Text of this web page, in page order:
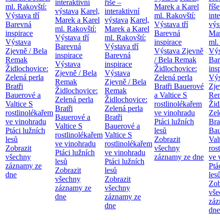
ml. Rakovští:
Výstava tří
Barevná
inspirace
Výstava
Zjevně / Bela
Remak
Židlochovice:
Zelená perla
Bratři
Bauerové a
Valtice S
rostlinolékařem
ve vinohradu
Ptáci lužních
lesů
Zobrazit
všechny
záznamy ze
dne
interaktivní
výstava Karel,
Marek a Karel
ml. Rakovští:
Výstava tří
Barevná
inspirace
Výstava
Zjevně / Bela
Remak
Židlochovice:
Zelená perla
Bratři
Bauerové a
Valtice S
rostlinolékařem
ve vinohradu
Ptáci lužních
lesů
Zobrazit
všechny
záznamy ze
dne
říše –
interaktivní
výstava Karel,
Marek a Karel
ml. Rakovští:
Výstava tří
Barevná
inspirace
Výstava
Zjevně / Bela
Remak
Židlochovice:
Zelená perla
Bratři
Bauerové a
Valtice S
rostlinolékařem
ve vinohradu
Ptáci lužních
lesů
Zobrazit
všechny
záznamy ze
dne
Marek a Karel
ml. Rakovští:
Výstava tří
Barevná
inspirace
Výstava Zjevně
/ Bela Remak
Židlochovice:
Zelená perla
Bratři Bauerové
a Valtice S
rostlinolékařem
ve vinohradu
Ptáci lužních
lesů
Zobrazit
všechny
záznamy ze dne
ml.
ve
dne